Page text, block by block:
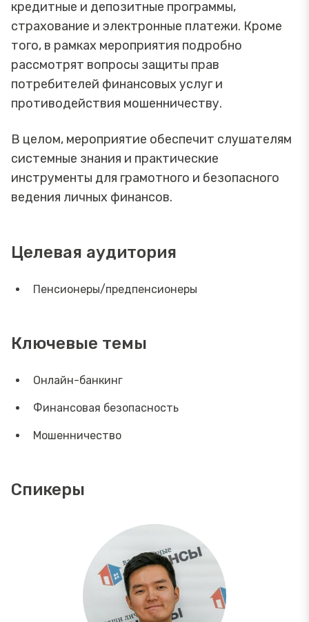
кредитные и депозитные программы,
страхование и электронные платежи. Кроме
того, в рамках мероприятия подробно
рассмотрят вопросы защиты прав
потребителей финансовых услуг и
противодействия мошенничеству.
В целом, мероприятие обеспечит слушателям
системные знания и практические
инструменты для грамотного и безопасного
ведения личных финансов.
Целевая аудитория
Пенсионеры/предпенсионеры
Ключевые темы
Онлайн-банкинг
Финансовая безопасность
Мошенничество
Спикеры